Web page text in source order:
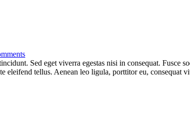
Sed eget viverra egestas nisi in consequat.
eleifend tellus. Aenean leo ligula, porttitor eu, consequat